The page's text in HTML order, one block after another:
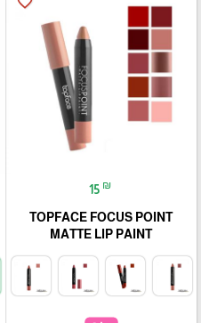
15 ₪
TOPFACE FOCUS POINT
MATTE LIP PAINT